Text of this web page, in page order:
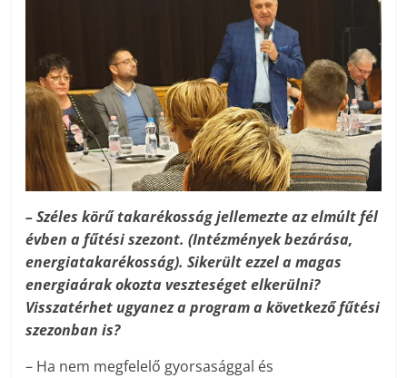
– Széles körű takarékosság jellemezte az elmúlt fél
évben a fűtési szezont. (Intézmények bezárása,
energiatakarékosság). Sikerült ezzel a magas
energiaárak okozta veszteséget elkerülni?
Visszatérhet ugyanez a program a következő fűtési
szezonban is?
– Ha nem megfelelő gyorsasággal és